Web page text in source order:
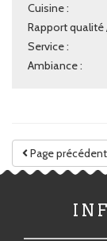
Cuisine :
Rapport qualité
Service :
Ambiance :
Page